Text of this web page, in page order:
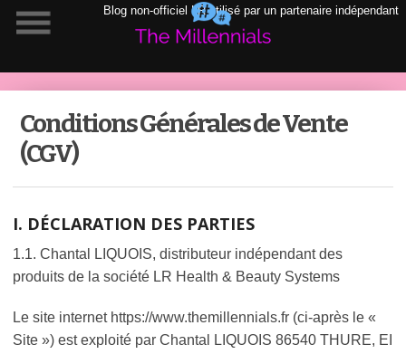
Blog non-officiel LR utilisé par un partenaire indépendant
Conditions Générales de Vente
(CGV)
I. DÉCLARATION DES PARTIES
1.1. Chantal LIQUOIS, distributeur indépendant des
produits de la société LR Health & Beauty Systems
Le site internet https://www.themillennials.fr (ci-après le «
Site ») est exploité par Chantal LIQUOIS 86540 THURE, EI